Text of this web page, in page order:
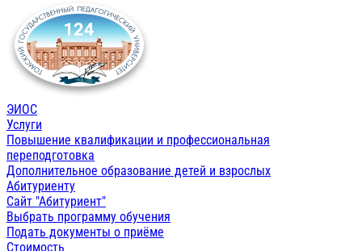
ЭИОС
Услуги
Повышение квалификации и профессиональная
переподготовка
Дополнительное образование детей и взрослых
Абитуриенту
Сайт "Абитуриент"
Выбрать программу обучения
Подать документы о приёме
Стоимость